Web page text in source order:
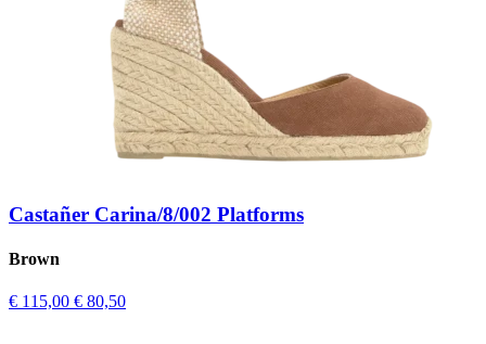
Castañer Carina/8/002 Platforms
Brown
€ 115,00 € 80,50